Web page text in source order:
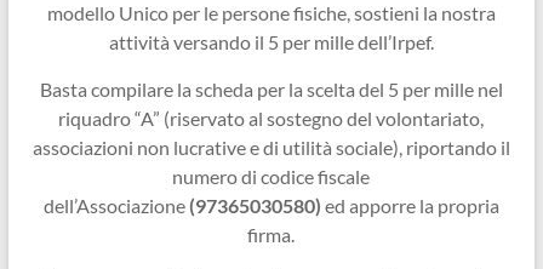
modello Unico per le persone fisiche, sostieni la nostra
attività versando il 5 per mille dell’Irpef.
Basta compilare la scheda per la scelta del 5 per mille nel
riquadro “A” (riservato al sostegno del volontariato,
associazioni non lucrative e di utilità sociale), riportando il
numero di codice fiscale
dell’Associazione (97365030580) ed apporre la propria
firma.